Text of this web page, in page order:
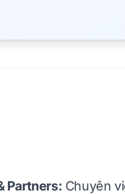
Partners: Chuyên